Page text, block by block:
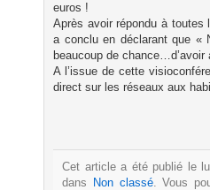
euros !
Après avoir répondu à toutes
a conclu en déclarant que «
beaucoup de
A l’issue de cette
direct sur les réseaux aux
Cet article a été publié le
dans Non classé. Vous